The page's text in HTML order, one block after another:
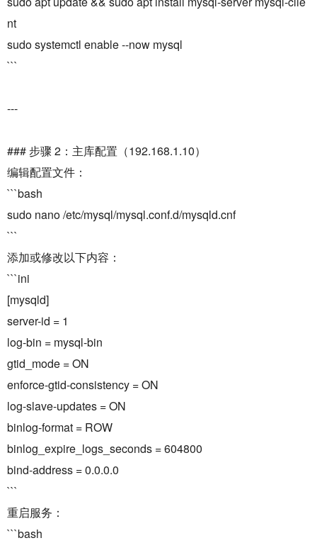
nt
sudo systemctl enable --now mysql
```
---
### 步骤 2：主库配置（192.168.1.10）
编辑配置文件：
```bash
sudo nano /etc/mysql/mysql.conf.d/mysqld.cnf
```
添加或修改以下内容：
```ini
[mysqld]
server-id = 1
log-bin = mysql-bin
gtid_mode = ON
enforce-gtid-consistency = ON
log-slave-updates = ON
binlog-format = ROW
binlog_expire_logs_seconds = 604800
bind-address = 0.0.0.0
```
重启服务：
```bash